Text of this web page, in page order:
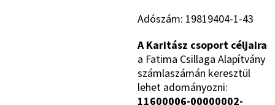
Adószám: 19819404-1-43
A Karitász csoport céljaira
a Fatima Csillaga Alapítvány
számlaszámán keresztül
lehet adományozni:
11600006-00000002-